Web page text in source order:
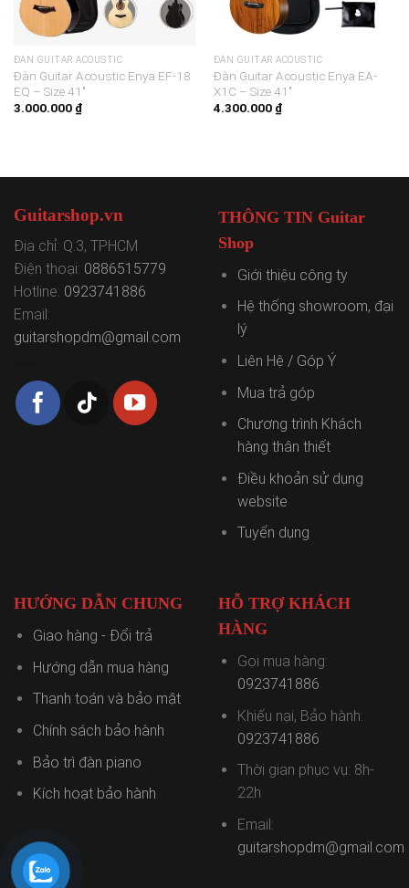
ĐÀN GUITAR ACOUSTIC
Đàn Guitar Acoustic Enya EF-18
EQ – Size 41″
3.000.000 ₫
ĐÀN GUITAR ACOUSTIC
Đàn Guitar Acoustic Enya EA-
X1C – Size 41″
4.300.000 ₫
Guitarshop.vn
Địa chỉ: Q.3, TPHCM
Điện thoại: 0886515779
Hotline: 0923741886
Email:
guitarshopdm@gmail.com
THÔNG TIN Guitar
Shop
Giới thiệu công ty
Hệ thống showroom, đại
lý
Liên Hệ / Góp Ý
Mua trả góp
Chương trình Khách
hàng thân thiết
Điều khoản sử dụng
website
Tuyển dụng
HƯỚNG DẪN CHUNG
Giao hàng - Đổi trả
Hướng dẫn mua hàng
Thanh toán và bảo mật
Chính sách bảo hành
Bảo trì đàn piano
Kích hoạt bảo hành
HỖ TRỢ KHÁCH
HÀNG
Gọi mua hàng:
0923741886
Khiếu nại, Bảo hành:
0923741886
Thời gian phục vụ: 8h-
22h
Email:
guitarshopdm@gmail.com